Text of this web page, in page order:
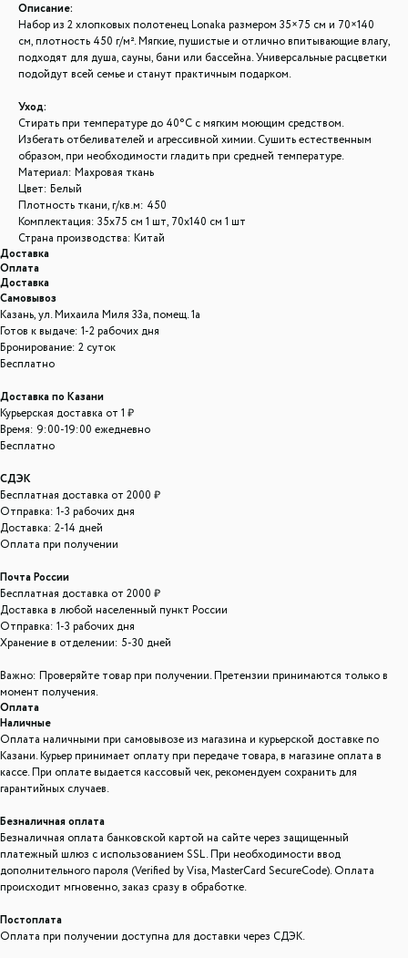
Описание:
Набор из 2 хлопковых полотенец Lonaka размером 35×75 см и 70×140
см, плотность 450 г/м². Мягкие, пушистые и отлично впитывающие влагу,
подходят для душа, сауны, бани или бассейна. Универсальные расцветки
подойдут всей семье и станут практичным подарком.
Уход:
Стирать при температуре до 40°C с мягким моющим средством.
Избегать отбеливателей и агрессивной химии. Сушить естественным
образом, при необходимости гладить при средней температуре.
Материал: Махровая ткань
Цвет: Белый
Плотность ткани, г/кв.м: 450
Комплектация: 35x75 см 1 шт, 70x140 см 1 шт
Страна производства: Китай
Доставка
Оплата
Доставка
Самовывоз
Казань, ул. Михаила Миля 33а, помещ. 1а
Готов к выдаче: 1-2 рабочих дня
Бронирование: 2 суток
Бесплатно
Доставка по Казани
Курьерская доставка от 1 ₽
Время: 9:00-19:00 ежедневно
Бесплатно
СДЭК
Бесплатная доставка от 2000 ₽
Отправка: 1-3 рабочих дня
Доставка: 2-14 дней
Оплата при получении
Почта России
Бесплатная доставка от 2000 ₽
Доставка в любой населенный пункт России
Отправка: 1-3 рабочих дня
Хранение в отделении: 5-30 дней
Важно: Проверяйте товар при получении. Претензии принимаются только в
момент получения.
Оплата
Наличные
Оплата наличными при самовывозе из магазина и курьерской доставке по
Казани. Курьер принимает оплату при передаче товара, в магазине оплата в
кассе. При оплате выдается кассовый чек, рекомендуем сохранить для
гарантийных случаев.
Безналичная оплата
Безналичная оплата банковской картой на сайте через защищенный
платежный шлюз с использованием SSL. При необходимости ввод
дополнительного пароля (Verified by Visa, MasterCard SecureCode). Оплата
происходит мгновенно, заказ сразу в обработке.
Постоплата
Оплата при получении доступна для доставки через СДЭК.
Кухня Текстиль Декор
О нас Новости и акции Обмен и возврат Оплата
Каталог
Покупателям
Контакты